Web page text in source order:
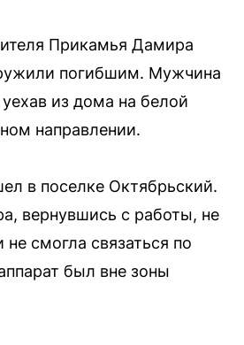
Прикамья Дамира
погибшим. Мужчина
из дома на белой
направлении.
в поселке Октябрьский.
вернувшись с работы, не
не смогла связаться по
был вне зоны